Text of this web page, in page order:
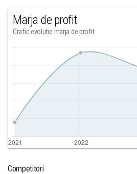
Marja de profit
Grafic evolutie marja de profit
Competitori